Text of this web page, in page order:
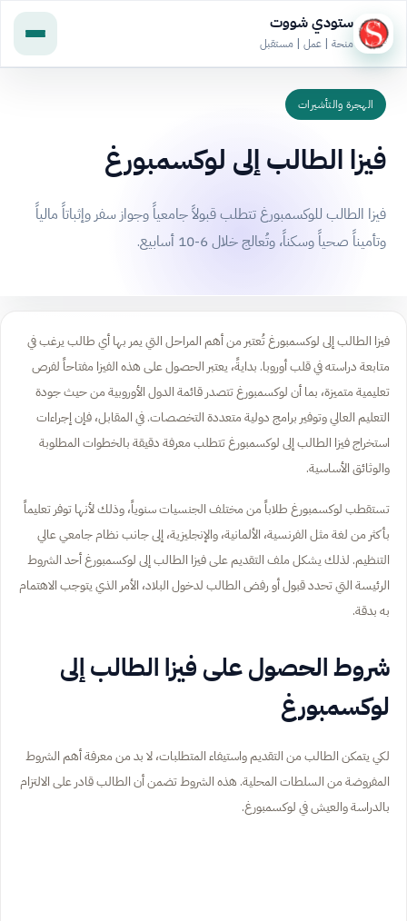
ستودي شووت
منحة | عمل | مستقبل
الهجرة والتأشيرات
فيزا الطالب إلى لوكسمبورغ
فيزا الطالب للوكسمبورغ تتطلب قبولاً جامعياً وجواز سفر وإثباتاً مالياً
وتأميناً صحياً وسكناً، وتُعالج خلال 6-10 أسابيع.
فيزا الطالب إلى لوكسمبورغ تُعتبر من أهم المراحل التي يمر بها أي طالب يرغب في
متابعة دراسته في قلب أوروبا. بدايةً، يعتبر الحصول على هذه الفيزا مفتاحاً لفرص
تعليمية متميزة، بما أن لوكسمبورغ تتصدر قائمة الدول الأوروبية من حيث جودة
التعليم العالي وتوفير برامج دولية متعددة التخصصات. في المقابل، فإن إجراءات
استخراج فيزا الطالب إلى لوكسمبورغ تتطلب معرفة دقيقة بالخطوات المطلوبة
والوثائق الأساسية.
تستقطب لوكسمبورغ طلاباً من مختلف الجنسيات سنوياً، وذلك لأنها توفر تعليماً
بأكثر من لغة مثل الفرنسية، الألمانية، والإنجليزية، إلى جانب نظام جامعي عالي
التنظيم. لذلك يشكل ملف التقديم على فيزا الطالب إلى لوكسمبورغ أحد الشروط
الرئيسة التي تحدد قبول أو رفض الطالب لدخول البلاد، الأمر الذي يتوجب الاهتمام
به بدقة.
شروط الحصول على فيزا الطالب إلى
لوكسمبورغ
لكي يتمكن الطالب من التقديم واستيفاء المتطلبات، لا بد من معرفة أهم الشروط
المفروضة من السلطات المحلية. هذه الشروط تضمن أن الطالب قادر على الالتزام
بالدراسة والعيش في لوكسمبورغ.